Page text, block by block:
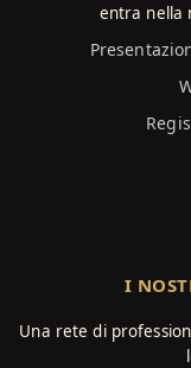
entra nella
I
Una rete di